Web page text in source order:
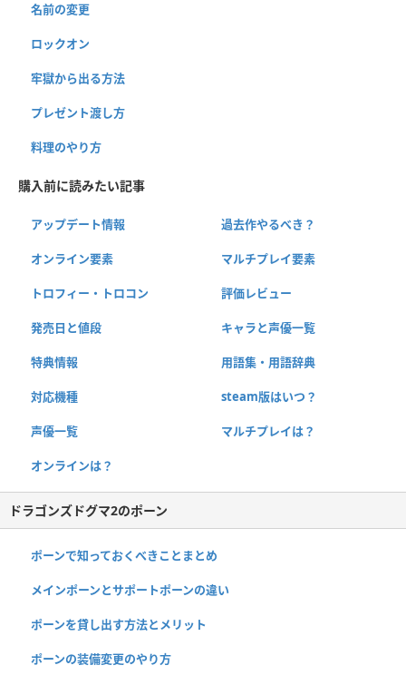
名前の変更
ロックオン
牢獄から出る方法
プレゼント渡し方
料理のやり方
購入前に読みたい記事
アップデート情報 過去作やるべき？
オンライン要素 マルチプレイ要素
トロフィー・トロコン 評価レビュー
発売日と値段 キャラと声優一覧
特典情報 用語集・用語辞典
対応機種 steam版はいつ？
声優一覧 マルチプレイは？
オンラインは？
ドラゴンズドグマ2のポーン
ポーンで知っておくべきことまとめ
メインポーンとサポートポーンの違い
ポーンを貸し出す方法とメリット
ポーンの装備変更のやり方